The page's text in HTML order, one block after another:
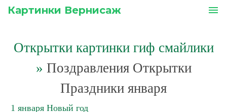
Картинки Вернисаж menu
Открытки картинки гиф смайлики
» Поздравления Открытки
Праздники января
1 января Новый год